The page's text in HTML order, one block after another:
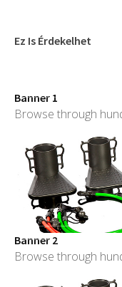
Ez Is Érdekelhet
Banner 1
Browse through
Banner 2
Browse through